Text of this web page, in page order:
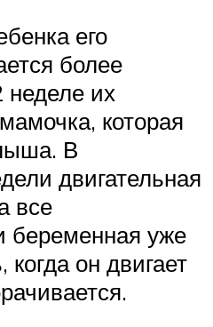
его
более
неделе их
которая
В
двигательная
все
беременная уже
он двигает